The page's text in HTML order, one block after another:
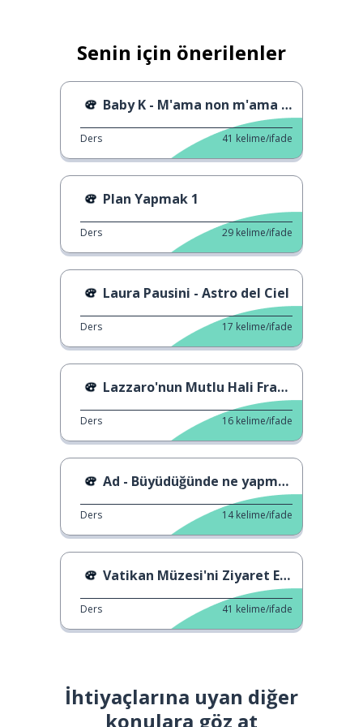
Senin için önerilenler
Baby K - M'ama non m'ama Baby K - Beni seviyor
Ders 41 kelime/ifade
Plan Yapmak 1
Ders 29 kelime/ifade
Laura Pausini - Astro del Ciel
Ders 17 kelime/ifade
Lazzaro'nun Mutlu Hali Fragmanı
Ders 16 kelime/ifade
Ad - Büyüdüğünde ne yapmak istersin?
Ders 14 kelime/ifade
Vatikan Müzesi'ni Ziyaret Etmek
Ders 41 kelime/ifade
İhtiyaçlarına uyan diğer
konulara göz at